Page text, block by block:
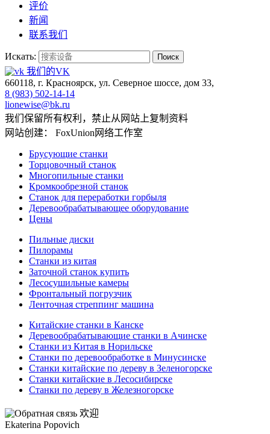
评价
新闻
联系我们
Искать: Поиск
我们的VK
660118, г. Красноярск, ул. Северное шоссе, дом 33,
8 (983) 502-14-14
lionewise@bk.ru
我们保留所有权利，禁止从网站上复制资料
网站创建： FoxUnion网络工作室
Брусующие станки
Торцовочный станок
Многопильные станки
Кромкообрезной станок
Станок для переработки горбыля
Деревообрабатывающее оборудование
Цены
Пильные диски
Пилорамы
Станки из китая
Заточной станок купить
Лесосушильные камеры
Фронтальный погрузчик
Ленточная стреппинг машина
Китайские станки в Канске
Деревообрабатывающие станки в Ачинске
Станки из Китая в Норильске
Станки по деревообработке в Минусинске
Станки китайские по дереву в Зеленогорске
Станки китайские в Лесосибирске
Станки по дереву в Железногорске
欢迎
Ekaterina Popovich